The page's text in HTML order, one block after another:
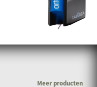
Meer producten